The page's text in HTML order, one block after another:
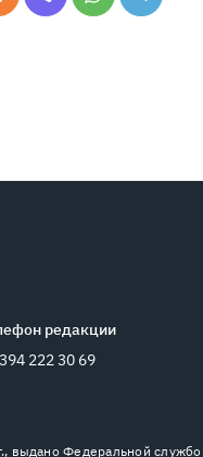
редакции
222 30 69
Федеральной